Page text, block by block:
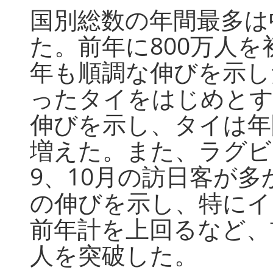
国別総数の年間最多
た。前年に800万人
年も順調な伸びを示
ったタイをはじめと
伸びを示し、タイは
増えた。また、ラグ
9、10月の訪日客が
の伸びを示し、特に
前年計を上回るなど
人を突破した。